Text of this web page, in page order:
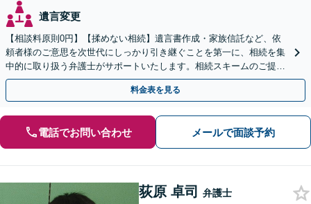
遺言変更
【相談料原則0円】【揉めない相続】遺言書作成・家族信託など、依
頼者様のご意思を次世代にしっかり引き継ぐことを第一に、相続を集
中的に取り扱う弁護士がサポートいたします。相続スキームのご提案
から遺言執行まで責任を持って対応させていただきます。
料金表を見る
電話でお問い合わせ メールで面談予約
荻原 卓司 弁護士